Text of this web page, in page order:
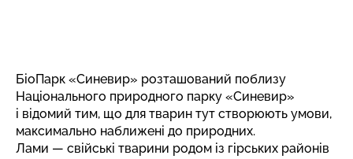
БіоПарк «Синевир» розташований поблизу
Національного природного парку «Синевир»
і відомий тим, що для тварин тут створюють умови,
максимально наближені до природних.
Лами — свійські тварини родом із гірських районів